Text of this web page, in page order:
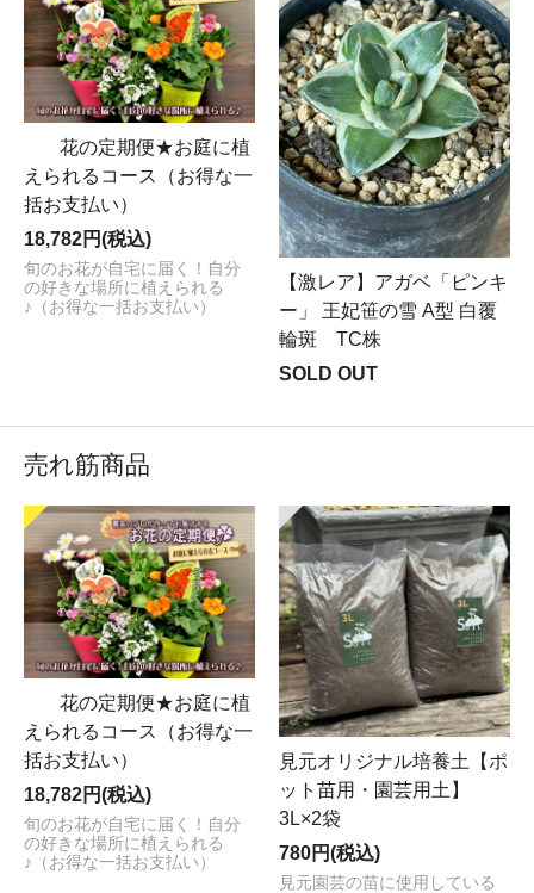
花の定期便★お庭に植
えられるコース（お得な一
括お支払い）
18,782円(税込)
旬のお花が自宅に届く！自分
の好きな場所に植えられる
♪（お得な一括お支払い）
【激レア】アガベ「ピンキ
ー」 王妃笹の雪 A型 白覆
輪斑 TC株
SOLD OUT
売れ筋商品
花の定期便★お庭に植
えられるコース（お得な一
括お支払い）
18,782円(税込)
旬のお花が自宅に届く！自分
の好きな場所に植えられる
♪（お得な一括お支払い）
見元オリジナル培養土【ポ
ット苗用・園芸用土】
3L×2袋
780円(税込)
見元園芸の苗に使用している